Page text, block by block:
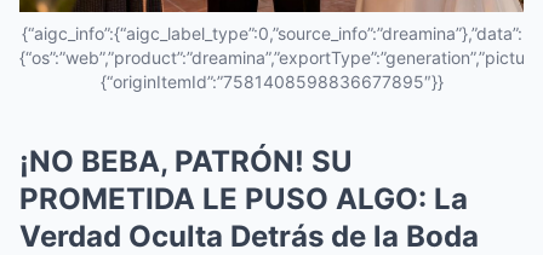
{“aigc_info”:{“aigc_label_type”:0,”source_info”:”dreamina”},”data”:
{“originItemId”:”7581408598836677895″}}
¡NO BEBA, PATRÓN! SU
PROMETIDA LE PUSO ALGO: La
Verdad Oculta Detrás de la Boda